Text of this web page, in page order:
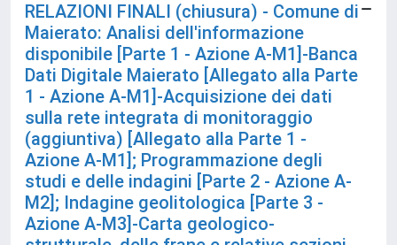
RELAZIONI FINALI (chiusura) - Comune di
Maierato: Analisi dell'informazione
disponibile [Parte 1 - Azione A-M1]-Banca
Dati Digitale Maierato [Allegato alla Parte
1 - Azione A-M1]-Acquisizione dei dati
sulla rete integrata di monitoraggio
(aggiuntiva) [Allegato alla Parte 1 -
Azione A-M1]; Programmazione degli
studi e delle indagini [Parte 2 - Azione A-
M2]; Indagine geolitologica [Parte 3 -
Azione A-M3]-Carta geologico-